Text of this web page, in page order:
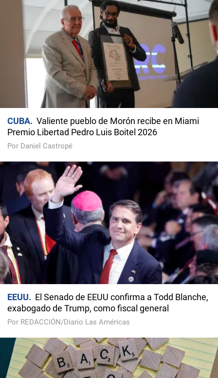
CUBA
Valiente pueblo de Morón recibe en Miami
Premio Libertad Pedro Luis Boitel 2026
Por Daniel Castropé
EEUU
El Senado de EEUU confirma a Todd Blanche,
exabogado de Trump, como fiscal general
Por REDACCIÓN/Diario Las Américas